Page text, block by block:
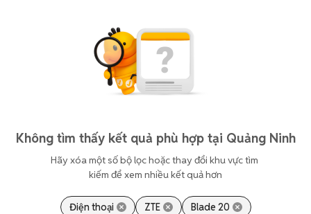
Không tìm thấy kết quả phù hợp tại Quảng Ninh
Hãy xóa một số bộ lọc hoặc thay đổi khu vực tìm
kiếm để xem nhiều kết quả hơn
Điện thoại ZTE Blade 20